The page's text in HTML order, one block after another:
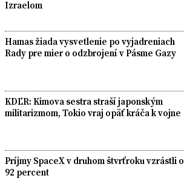
Izraelom
Hamas žiada vysvetlenie po vyjadreniach
Rady pre mier o odzbrojení v Pásme Gazy
KDĽR: Kimova sestra straší japonským
militarizmom, Tokio vraj opäť kráča k vojne
Príjmy SpaceX v druhom štvrťroku vzrástli o
92 percent